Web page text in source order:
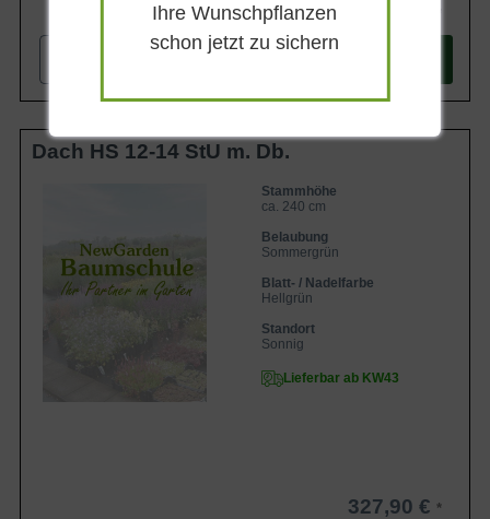
Dach HS 12-14 StU m. Db.
Stammhöhe
ca. 240 cm
Belaubung
Sommergrün
Blatt- / Nadelfarbe
Hellgrün
Standort
Sonnig
Lieferbar ab KW43
327,90 €
Ihre Wunschpflanzen
schon jetzt zu sichern